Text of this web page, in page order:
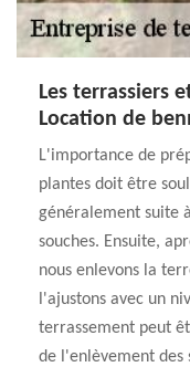
Les terrassiers
Location de
L'importance de
plantes doit être
généralement suite
souches. Ensuite,
nous enlevons la
l'ajustons avec un
terrassement peut
de l'enlèvement des